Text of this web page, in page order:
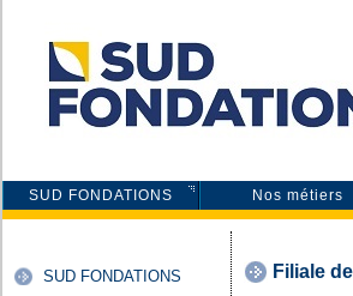
SUD FONDATIONS Nos métiers
SUD FONDATIONS
Filiale